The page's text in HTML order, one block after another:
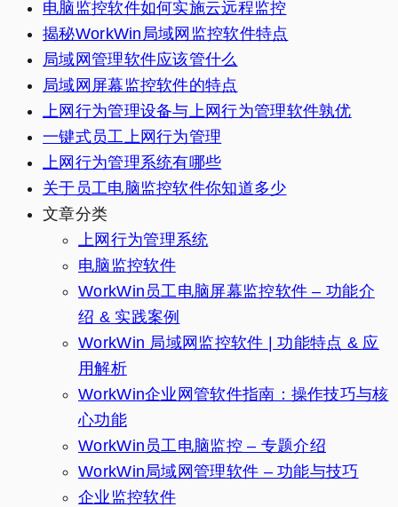
电脑监控软件如何实施云远程监控
揭秘WorkWin局域网监控软件特点
局域网管理软件应该管什么
局域网屏幕监控软件的特点
上网行为管理设备与上网行为管理软件孰优
一键式员工上网行为管理
上网行为管理系统有哪些
关于员工电脑监控软件你知道多少
文章分类
上网行为管理系统
电脑监控软件
WorkWin员工电脑屏幕监控软件 – 功能介
绍 & 实践案例
WorkWin 局域网监控软件 | 功能特点 & 应
用解析
WorkWin企业网管软件指南：操作技巧与核
心功能
WorkWin员工电脑监控 – 专题介绍
WorkWin局域网管理软件 – 功能与技巧
企业监控软件